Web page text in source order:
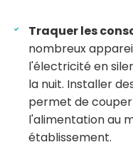
Traquer les
nombreux
l'électricité en
la nuit. Installer
permet de
l'alimentation au
établissement.